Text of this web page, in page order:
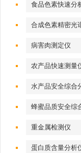
食品色素快速分
合成色素精密光
病害肉测定仪
农产品快速测量
水产品安全综合
蜂蜜品质安全综
重金属检测仪
蛋白质含量分析